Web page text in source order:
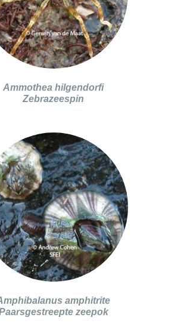
Ammothea hilgendorfi
Zebrazeespin
amphitrite
zeepok